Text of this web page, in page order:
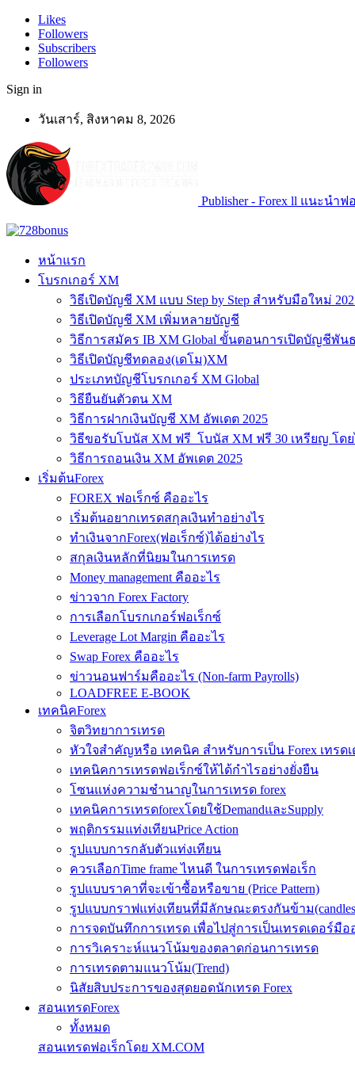
Likes
Followers
Subscribers
Followers
Sign in
วันเสาร์, สิงหาคม 8, 2026
Publisher - Forex ll แนะนำ
หน้าแรก
โบรกเกอร์ XM
วิธีเปิดบัญชี XM แบบ Step by Step สำหรับมือใหม่
วิธีเปิดบัญชี XM เพิ่มหลายบัญชี
วิธีการสมัคร IB XM Global ขั้นตอนการเปิดบัญชีพันธ
วิธีเปิดบัญชีทดลอง(เดโม)XM
ประเภทบัญชีโบรกเกอร์ XM Global
วิธียืนยันตัวตน XM
วิธีการฝากเงินบัญชี XM อัพเดต 2025
วิธีขอรับโบนัส XM ฟรี โบนัส XM ฟรี 30 เหรียญ โดย
วิธีการถอนเงิน XM อัพเดต 2025
เริ่มต้นForex
FOREX ฟอเร็กซ์ คืออะไร
เริ่มต้นอยากเทรดสกุลเงินทำอย่างไร
ทำเงินจากForex(ฟอเร็กซ์)ได้อย่างไร
สกุลเงินหลักที่นิยมในการเทรด
Money management คืออะไร
ข่าวจาก Forex Factory
การเลือกโบรกเกอร์ฟอเร็กซ์
Leverage Lot Margin คืออะไร
Swap Forex คืออะไร
ข่าวนอนฟาร์มคืออะไร (Non-farm Payrolls)
LOADFREE E-BOOK
เทคนิคForex
จิตวิทยาการเทรด
หัวใจสำคัญหรือ เทคนิค สำหรับการเป็น Forex เทรดเ
เทคนิคการเทรดฟอเร็กซ์ให้ได้กำไรอย่างยั่งยืน
โซนแห่งความชำนาญในการเทรด forex
เทคนิคการเทรดforexโดยใช้DemandและSupply
พฤติกรรมแท่งเทียนPrice Action
รูปแบบการกลับตัวแท่งเทียน
ควรเลือกTime frame ไหนดี ในการเทรดฟอเร็ก
รูปแบบราคาที่จะเข้าซื้อหรือขาย (Price Pattern)
รูปแบบกราฟแท่งเทียนที่มีลักษณะตรงกันข้าม
การจดบันทึกการเทรด เพื่อไปสู่การเป็นเทรดเดอร์มื
การวิเคราะห์แนวโน้มของตลาดก่อนการเทรด
การเทรดตามแนวโน้ม(Trend)
นิสัยสิบประการของสุดยอดนักเทรด Forex
สอนเทรดForex
ทั้งหมด
สอนเทรดฟอเร็กโดย XM.COM